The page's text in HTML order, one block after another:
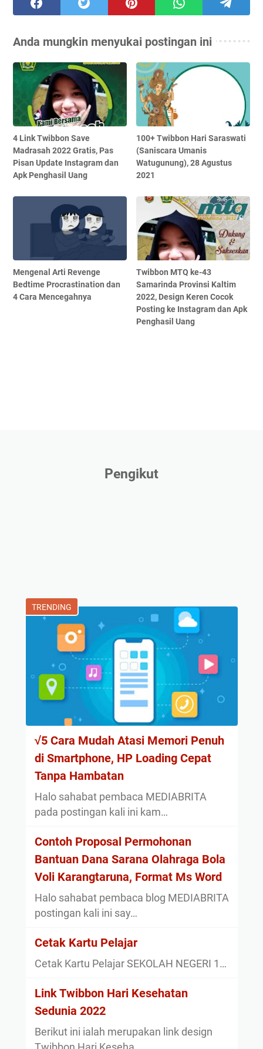
Anda mungkin menyukai postingan ini
4 Link Twibbon Save
Madrasah 2022 Gratis, Pas
Pisan Update Instagram dan
Apk Penghasil Uang
100+ Twibbon Hari Saraswati
(Saniscara Umanis
Watugunung), 28 Agustus
2021
Mengenal Arti Revenge
Bedtime Procrastination dan
4 Cara Mencegahnya
Twibbon MTQ ke-43
Samarinda Provinsi Kaltim
2022, Design Keren Cocok
Posting ke Instagram dan Apk
Penghasil Uang
Pengikut
TRENDING
√5 Cara Mudah Atasi Memori Penuh
di Smartphone, HP Loading Cepat
Tanpa Hambatan
Halo sahabat pembaca MEDIABRITA
pada postingan kali ini kam…
Contoh Proposal Permohonan
Bantuan Dana Sarana Olahraga Bola
Voli Karangtaruna, Format Ms Word
Halo sahabat pembaca blog MEDIABRITA
postingan kali ini say…
Cetak Kartu Pelajar
Cetak Kartu Pelajar SEKOLAH NEGERI 1…
Link Twibbon Hari Kesehatan
Sedunia 2022
Berikut ini ialah merupakan link design